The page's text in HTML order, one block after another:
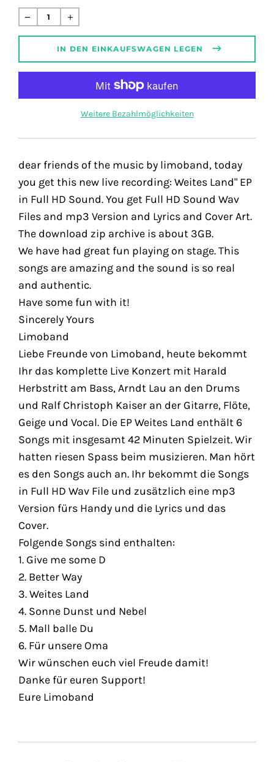
de.products.product.regular_price
Normaler
Preis
IN DEN EINKAUFSWAGEN LEGEN
Weitere Bezahlmöglichkeiten
dear friends of the music by limoband, today
you get this new live recording: Weites Land" EP
in Full HD Sound. You get Full HD Sound Wav
Files and mp3 Version and Lyrics and Cover Art.
The download zip archive is about 3GB.
We have had great fun playing on stage. This
songs are amazing and the sound is so real
and authentic.
Have some fun with it!
Sincerely Yours
Limoband
Liebe Freunde von Limoband, heute bekommt
Ihr das komplette Live Konzert mit Harald
Herbstritt am Bass, Arndt Lau an den Drums
und Ralf Christoph Kaiser an der Gitarre, Flöte,
Geige und Vocal. Die EP Weites Land enthält 6
Songs mit insgesamt 42 Minuten Spielzeit. Wir
hatten riesen Spass beim musizieren. Man hört
es den Songs auch an. Ihr bekommt die Songs
in Full HD Wav File und zusätzlich eine mp3
Version fürs Handy und die Lyrics und das
Cover.
Folgende Songs sind enthalten:
1. Give me some D
2. Better Way
3. Weites Land
4. Sonne Dunst und Nebel
5. Mall balle Du
6. Für unsere Oma
Wir wünschen euch viel Freude damit!
Danke für euren Support!
Eure Limoband